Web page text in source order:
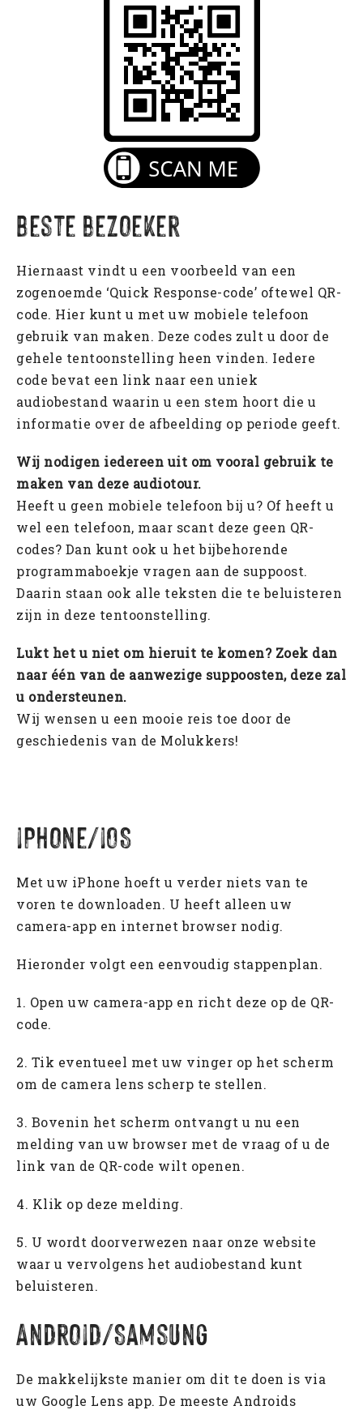
Emotionele bagage
Aankomst in Nederland
John Manusama
Bijzondere Brieven
Containers & Thema’s
Generatie op generatie
Veteraneninstituut
Beste bezoeker
Hiernaast vindt u een voorbeeld van een
zogenoemde ‘Quick Response-code’ oftewel QR-
code. Hier kunt u met uw mobiele telefoon
gebruik van maken. Deze codes zult u door de
gehele tentoonstelling heen vinden. Iedere
code bevat een link naar een uniek
audiobestand waarin u een stem hoort die u
informatie over de afbeelding op periode geeft. ​
Wij nodigen iedereen uit om vooral gebruik te
maken van deze audiotour.
Heeft u geen mobiele telefoon bij u? Of heeft u
wel een telefoon, maar scant deze geen QR-
codes? Dan kunt ook u het bijbehorende
programmaboekje vragen aan de suppoost.
Daarin staan ook alle teksten die te beluisteren
zijn in deze tentoonstelling.
Lukt het u niet om hieruit te komen? Zoek dan
naar één van de aanwezige suppoosten, deze zal
u ondersteunen.
Wij wensen u een mooie reis toe door de
geschiedenis van de Molukkers!
iPhone/iOS
Met uw iPhone hoeft u verder niets van te
voren te downloaden. U heeft alleen uw
camera-app en internet browser nodig.
Hieronder volgt een eenvoudig stappenplan.
1. Open uw camera-app en richt deze op de QR-
code.
2. Tik eventueel met uw vinger op het scherm
om de camera lens scherp te stellen.
3. Bovenin het scherm ontvangt u nu een
melding van uw browser met de vraag of u de
link van de QR-code wilt openen.
4. Klik op deze melding.
5. U wordt doorverwezen naar onze website
waar u vervolgens het audiobestand kunt
beluisteren.
Android/Samsung
De makkelijkste manier om dit te doen is via
uw Google Lens app. De meeste Androids